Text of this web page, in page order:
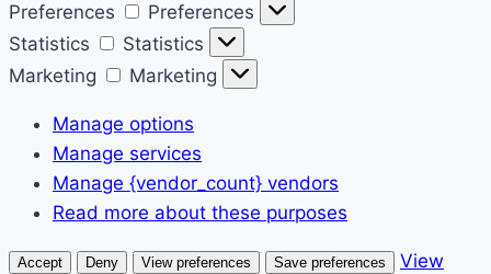
Preferences
Preferences
Statistics
Statistics
Marketing
Marketing
Manage options
Manage services
Manage {vendor_count} vendors
Read more about these purposes
Accept Deny View preferences Save preferences
View